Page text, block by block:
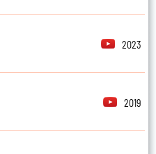
2023
2019